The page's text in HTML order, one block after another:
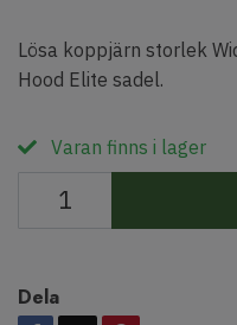
Lösa koppjärn storlek
Hood Elite sadel.
Varan finns i lager
Dela